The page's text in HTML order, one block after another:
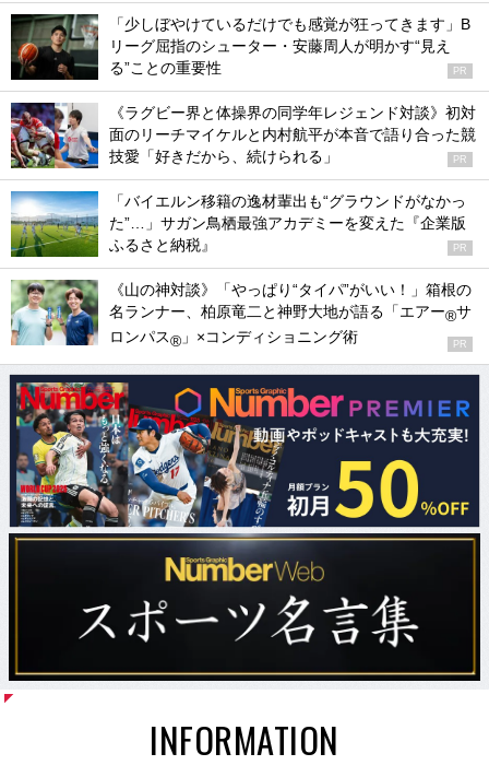
「少しぼやけているだけでも感覚が狂ってきます」B
リーグ屈指のシューター・安藤周人が明かす“見え
る”ことの重要性
PR
《ラグビー界と体操界の同学年レジェンド対談》初対
面のリーチマイケルと内村航平が本音で語り合った競
技愛「好きだから、続けられる」
PR
「バイエルン移籍の逸材輩出も“グラウンドがなかっ
た”…」サガン鳥栖最強アカデミーを変えた『企業版
ふるさと納税』
PR
《山の神対談》「やっぱり“タイパ”がいい！」箱根の
名ランナー、柏原竜二と神野大地が語る「エアー®サ
ロンパス® 」×コンディショニング術 PR
INFORMATION